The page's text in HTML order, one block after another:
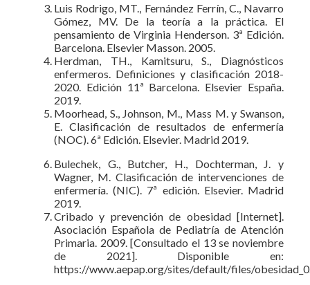
Luis Rodrigo, MT., Fernández Ferrín, C., Navarro
Gómez, MV. De la teoría a la práctica. El
pensamiento de Virginia Henderson. 3ª Edición.
Barcelona. Elsevier Masson. 2005.
Herdman, TH., Kamitsuru, S., Diagnósticos
enfermeros. Definiciones y clasificación 2018-
2020. Edición 11ª Barcelona. Elsevier España.
2019.
Moorhead, S., Johnson, M., Mass M. y Swanson,
E. Clasificación de resultados de enfermería
(NOC). 6ª Edición. Elsevier. Madrid 2019.
Bulechek, G., Butcher, H., Dochterman, J. y
Wagner, M. Clasificación de intervenciones de
enfermería. (NIC). 7ª edición. Elsevier. Madrid
2019.
Cribado y prevención de obesidad [Internet].
Asociación Española de Pediatría de Atención
Primaria. 2009. [Consultado el 13 se noviembre
de 2021]. Disponible en:
https://www.aepap.org/sites/default/files/